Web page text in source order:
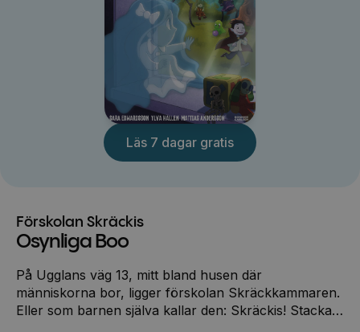
Läs 7 dagar gratis
Förskolan Skräckis
Osynliga Boo
På Ugglans väg 13, mitt bland husen där
människorna bor, ligger förskolan Skräckkammaren.
Eller som barnen själva kallar den: Skräckis! Stackars